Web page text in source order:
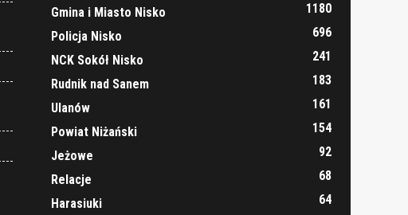
Gmina i Miasto Nisko
1180
Policja Nisko
696
NCK Sokół Nisko
241
Rudnik nad Sanem
183
Ulanów
161
Powiat Niżański
154
Jeżowe
92
Relacje
68
Harasiuki
64